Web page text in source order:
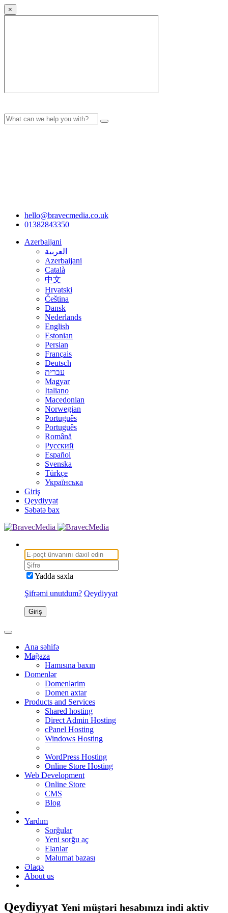
×
hello@bravecmedia.co.uk
01382843350
Azerbaijani
العربية
Azerbaijani
Català
中文
Hrvatski
Čeština
Dansk
Nederlands
English
Estonian
Persian
Français
Deutsch
עברית
Magyar
Italiano
Macedonian
Norwegian
Português
Português
Română
Русский
Español
Svenska
Türkçe
Українська
Giriş
Qeydiyyat
Səbətə bax
Yadda saxla
Şifrəmi unutdum? Qeydiyyat
Giriş
Ana səhifə
Mağaza
Hamısına baxın
Domenlər
Domenlərim
Domen axtar
Products and Services
Shared hosting
Direct Admin Hosting
cPanel Hosting
Windows Hosting
WordPress Hosting
Online Store Hosting
Web Development
Online Store
CMS
Blog
Yardım
Sorğular
Yeni sorğu aç
Elanlar
Məlumat bazası
Əlaqə
About us
Qeydiyyat Yeni müştəri hesabınızı indi aktiv